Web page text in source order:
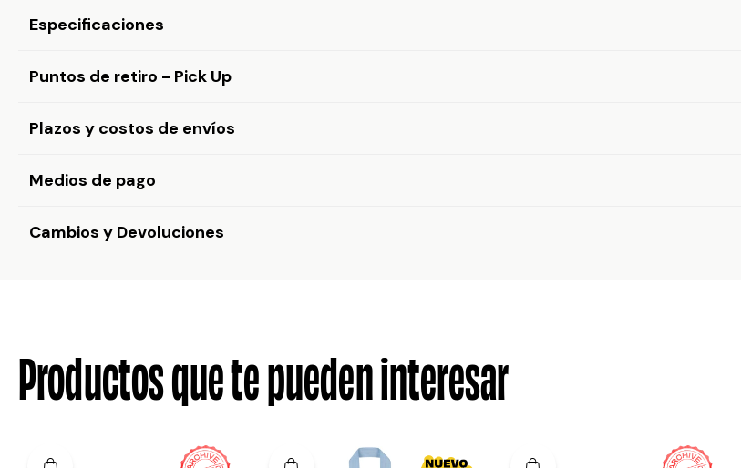
Especificaciones
Puntos de retiro - Pick Up
Plazos y costos de envíos
Medios de pago
Cambios y Devoluciones
Productos que te pueden interesar